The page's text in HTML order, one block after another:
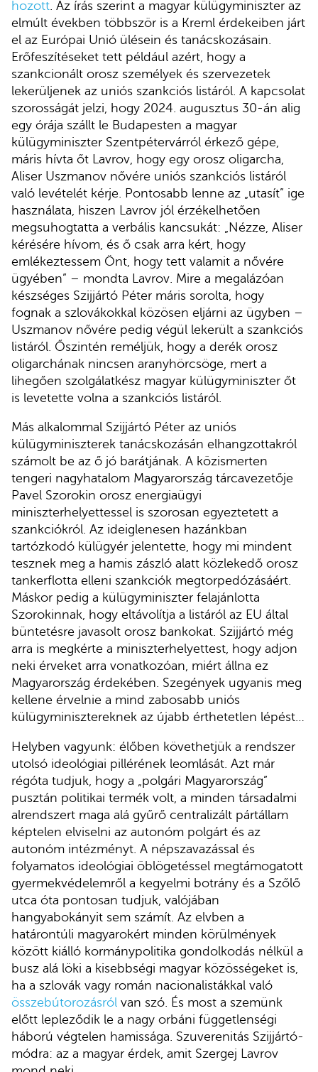
hozott . Az írás szerint a magyar külügyminiszter az
elmúlt években többször is a Kreml érdekeiben járt
el az Európai Unió ülésein és tanácskozásain.
Erőfeszítéseket tett például azért, hogy a
szankcionált orosz személyek és szervezetek
lekerüljenek az uniós szankciós listáról. A kapcsolat
szorosságát jelzi, hogy 2024. augusztus 30-án alig
egy órája szállt le Budapesten a magyar
külügyminiszter Szentpétervárról érkező gépe,
máris hívta őt Lavrov, hogy egy orosz oligarcha,
Aliser Uszmanov nővére uniós szankciós listáról
való levételét kérje. Pontosabb lenne az „utasít” ige
használata, hiszen Lavrov jól érzékelhetően
megsuhogtatta a verbális kancsukát: „Nézze, Aliser
kérésére hívom, és ő csak arra kért, hogy
emlékeztessem Önt, hogy tett valamit a nővére
ügyében” – mondta Lavrov. Mire a megalázóan
készséges Szijjártó Péter máris sorolta, hogy
fognak a szlovákokkal közösen eljárni az ügyben –
Uszmanov nővére pedig végül lekerült a szankciós
listáról. Őszintén reméljük, hogy a derék orosz
oligarchának nincsen aranyhörcsöge, mert a
lihegően szolgálatkész magyar külügyminiszter őt
is levetette volna a szankciós listáról.
Más alkalommal Szijjártó Péter az uniós
külügyminiszterek tanácskozásán elhangzottakról
számolt be az ő jó barátjának. A közismerten
tengeri nagyhatalom Magyarország tárcavezetője
Pavel Szorokin orosz energiaügyi
miniszterhelyettessel is szorosan egyeztetett a
szankciókról. Az ideiglenesen hazánkban
tartózkodó külügyér jelentette, hogy mi mindent
tesznek meg a hamis zászló alatt közlekedő orosz
tankerflotta elleni szankciók megtorpedózásáért.
Máskor pedig a külügyminiszter felajánlotta
Szorokinnak, hogy eltávolítja a listáról az EU által
büntetésre javasolt orosz bankokat. Szijjártó még
arra is megkérte a miniszterhelyettest, hogy adjon
neki érveket arra vonatkozóan, miért állna ez
Magyarország érdekében. Szegények ugyanis meg
kellene érvelnie a mind zabosabb uniós
külügyminisztereknek az újabb érthetetlen lépést…
Helyben vagyunk: élőben követhetjük a rendszer
utolsó ideológiai pillérének leomlását. Azt már
régóta tudjuk, hogy a „polgári Magyarország”
pusztán politikai termék volt, a minden társadalmi
alrendszert maga alá gyűrő centralizált pártállam
képtelen elviselni az autonóm polgárt és az
autonóm intézményt. A népszavazással és
folyamatos ideológiai öblögetéssel megtámogatott
gyermekvédelemről a kegyelmi botrány és a Szőlő
utca óta pontosan tudjuk, valójában
hangyabokányit sem számít. Az elvben a
határontúli magyarokért minden körülmények
között kiálló kormánypolitika gondolkodás nélkül a
busz alá löki a kisebbségi magyar közösségeket is,
ha a szlovák vagy román nacionalistákkal való
összebútorozásról van szó. És most a szemünk
előtt lepleződik le a nagy orbáni függetlenségi
háború végtelen hamissága. Szuverenitás Szijjártó-
módra: az a magyar érdek, amit Szergej Lavrov